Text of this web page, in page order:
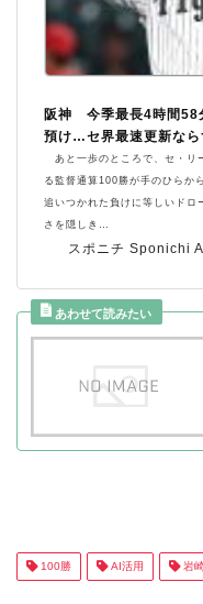
スポニチ Sponichi
阪神 今季最長4時間58
預け…セ界最速更新なら
あと一歩のところで、セ・リ
る監督通算100勝が手のひらか
追いつかれた負けに等しいドロ
さを隠しき…
100勝 AI活用 岩